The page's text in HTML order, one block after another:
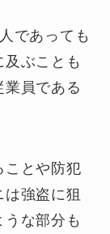
であっても
ぶことも
員である
ことや防犯
強盗に狙
な部分も